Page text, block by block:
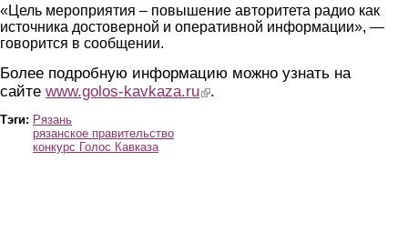
«Цель мероприятия – повышение авторитета радио как
источника достоверной и оперативной информации», —
говорится в сообщении.
Более подробную информацию можно узнать на
сайте www.golos-kavkaza.ru(link is external)
.
Тэги: Рязань
рязанское правительство
конкурс Голос Кавказа